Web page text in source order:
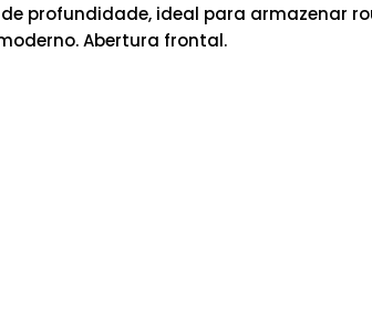
profundidade, ideal para armazenar
Abertura frontal.